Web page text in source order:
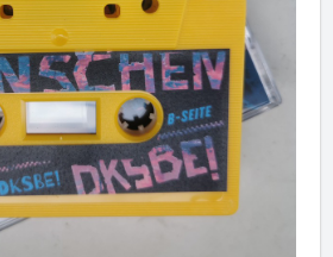
Weiter einkaufen
reserviert.